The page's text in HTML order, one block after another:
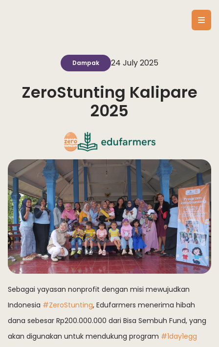
Dampak 24 July 2025
ZeroStunting Kalipare
2025
Sebagai yayasan nonprofit dengan misi mewujudkan
Indonesia #ZeroStunting, Edufarmers menerima hibah
dana sebesar Rp200.000.000 dari Bisa Sembuh Fund, yang
akan digunakan untuk mendukung program #1day1egg